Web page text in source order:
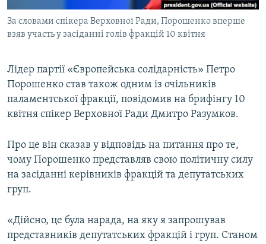
КРИМ РЕАЛІЇ
РУС
КТАТ
Усі сайти RFE/RL
За словами спікера Верховної Ради, Порошенко вперше
взяв участь у засіданні голів фракцій 10 квітня
Лідер партії «Європейська солідарність» Петро
Порошенко став також одним із очільників
паламентської фракції, повідомив на брифінгу 10
квітня спікер Верховної Ради Дмитро Разумков.
Про це він сказав у відповідь на питання про те,
чому Порошенко представляв свою політичну силу
на засіданні керівників фракцій та депутатських
груп.
«Дійсно, це була нарада, на яку я запрошував
представників депутатських фракцій і груп. Станом